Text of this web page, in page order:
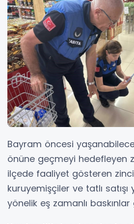
Bayram öncesi
önüne geçmeyi hedefleyen
ilçede faaliyet gösteren
kuruyemişçiler ve tatlı
yönelik eş zamanlı